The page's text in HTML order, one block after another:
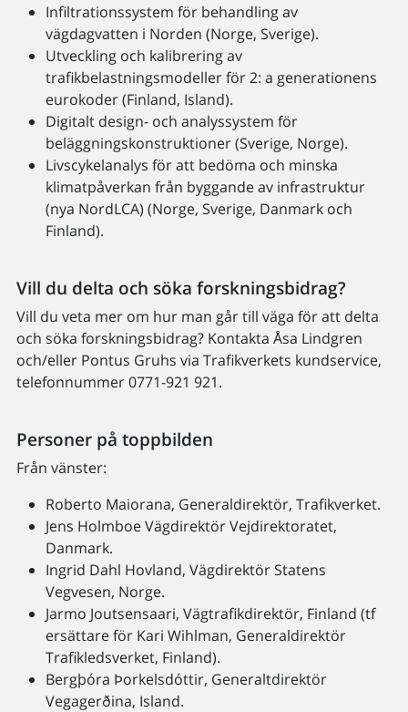
Infiltrationssystem för behandling av
vägdagvatten i Norden (Norge, Sverige).
Utveckling och kalibrering av
trafikbelastningsmodeller för 2: a generationens
eurokoder (Finland, Island).
Digitalt design- och analyssystem för
beläggningskonstruktioner (Sverige, Norge).
Livscykelanalys för att bedöma och minska
klimatpåverkan från byggande av infrastruktur
(nya NordLCA) (Norge, Sverige, Danmark och
Finland).
Vill du delta och söka forskningsbidrag?
Vill du veta mer om hur man går till väga för att delta
och söka forskningsbidrag? Kontakta Åsa Lindgren
och/eller Pontus Gruhs via Trafikverkets kundservice,
telefonnummer 0771-921 921.
Personer på toppbilden
Från vänster:
Roberto Maiorana, Generaldirektör, Trafikverket.
Jens Holmboe Vägdirektör Vejdirektoratet,
Danmark.
Ingrid Dahl Hovland, Vägdirektör Statens
Vegvesen, Norge.
Jarmo Joutsensaari, Vägtrafikdirektör, Finland (tf
ersättare för Kari Wihlman, Generaldirektör
Trafikledsverket, Finland).
Bergþóra Þorkelsdóttir, Generaltdirektör
Vegagerðina, Island.